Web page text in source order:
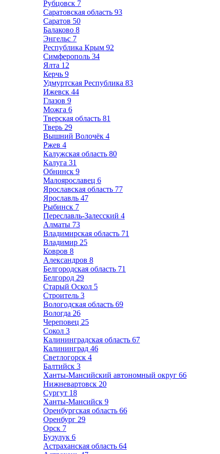
Рубцовск 7
Саратовская область 93
Саратов 50
Балаково 8
Энгельс 7
Республика Крым 92
Симферополь 34
Ялта 12
Керчь 9
Удмуртская Республика 83
Ижевск 44
Глазов 9
Можга 6
Тверская область 81
Тверь 29
Вышний Волочёк 4
Ржев 4
Калужская область 80
Калуга 31
Обнинск 9
Малоярославец 6
Ярославская область 77
Ярославль 47
Рыбинск 7
Переславль-Залесский 4
Алматы 73
Владимирская область 71
Владимир 25
Ковров 8
Александров 8
Белгородская область 71
Белгород 29
Старый Оскол 5
Строитель 3
Вологодская область 69
Вологда 26
Череповец 25
Сокол 3
Калининградская область 67
Калининград 46
Светлогорск 4
Балтийск 3
Ханты-Мансийский автономный округ 66
Нижневартовск 20
Сургут 18
Ханты-Мансийск 9
Оренбургская область 66
Оренбург 29
Орск 7
Бузулук 6
Астраханская область 64